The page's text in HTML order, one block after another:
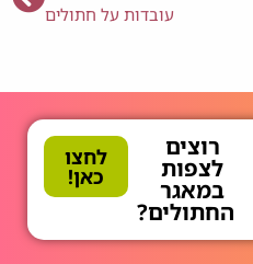
עובדות על חתולים
רוצים
לצפות
במאגר
החתולים?
לחצו
כאן!